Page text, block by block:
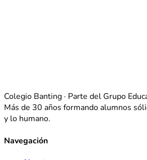
Colegio Banting · Parte del Grupo
Más de 30 años formando alumnos
y lo humano.
Navegación